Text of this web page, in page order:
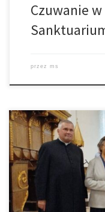
Czuwanie
przez ms
Czuwanie modlitewne
Serca Pana Jezusa na
wiernych na wspólną
odbywające się
Krzyża Świętego.